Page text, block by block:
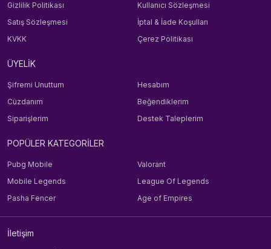
Gizlilik Politikası
Kullanıcı Sözleşmesi
Satış Sözleşmesi
İptal & İade Koşulları
KVKK
Çerez Politikası
ÜYELİK
Şifremi Unuttum
Hesabım
Cüzdanım
Beğendiklerim
Siparişlerim
Destek Taleplerim
POPÜLER KATEGORİLER
Pubg Mobile
Valorant
Mobile Legends
League Of Legends
Pasha Fencer
Age of Empires
İletişim